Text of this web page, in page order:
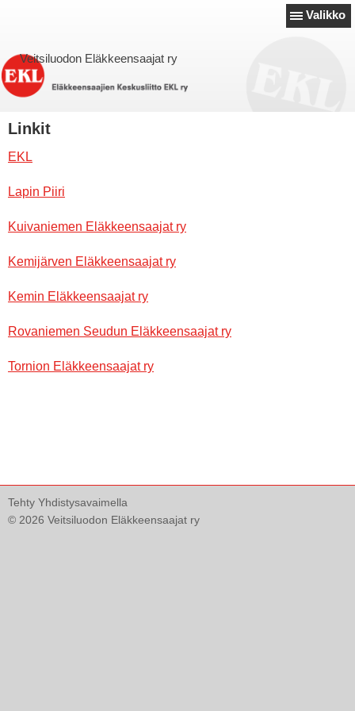
Valikko
Veitsiluodon Eläkkeensaajat ry
Linkit
EKL
Lapin Piiri
Kuivaniemen Eläkkeensaajat ry
Kemijärven Eläkkeensaajat ry
Kemin Eläkkeensaajat ry
Rovaniemen Seudun Eläkkeensaajat ry
Tornion Eläkkeensaajat ry
Tehty Yhdistysavaimella
© 2026 Veitsiluodon Eläkkeensaajat ry